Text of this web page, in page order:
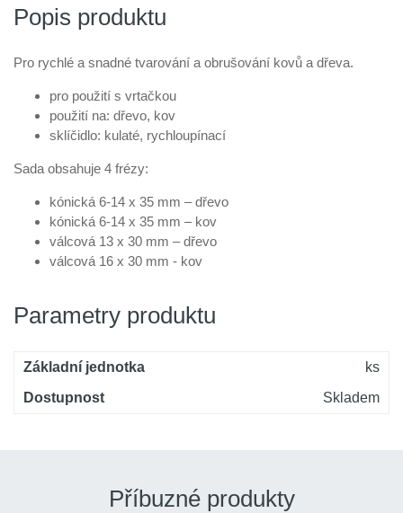
Popis produktu
Pro rychlé a snadné tvarování a obrušování kovů a dřeva.
pro použití s vrtačkou
použití na: dřevo, kov
sklíčidlo: kulaté, rychloupínací
Sada obsahuje 4 frézy:
kónická 6-14 x 35 mm – dřevo
kónická 6-14 x 35 mm – kov
válcová 13 x 30 mm – dřevo
válcová 16 x 30 mm - kov
Parametry produktu
Základní jednotka
ks
Dostupnost
Skladem
Příbuzné produkty